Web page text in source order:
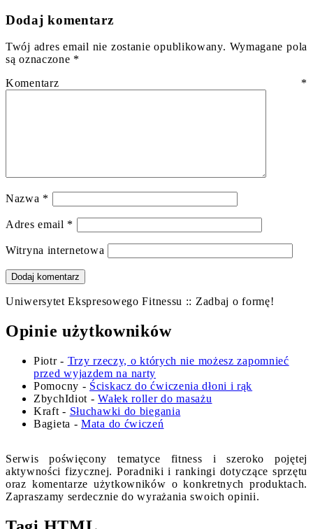
Dodaj komentarz
Twój adres email nie zostanie opublikowany. Wymagane pola
są oznaczone *
Komentarz *
Nazwa *
Adres email *
Witryna internetowa
Uniwersytet Ekspresowego Fitnessu :: Zadbaj o formę!
Opinie użytkowników
Piotr- Trzy rzeczy, o których nie możesz zapomnieć
przed wyjazdem na narty
Pomocny - Ściskacz do ćwiczenia dłoni i rąk
ZbychIdiot -Wałek roller do masażu
Kraft - Słuchawki do biegania
Bagieta -Mata do ćwiczeń
Serwis poświęcony tematyce fitness i szeroko pojętej
aktywności fizycznej. Poradniki i rankingi dotyczące sprzętu
oraz komentarze użytkowników o konkretnych produktach.
Zapraszamy serdecznie do wyrażania swoich opinii.